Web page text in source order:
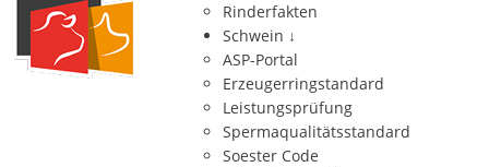
Rinderfakten
Schwein ↓
ASP-Portal
Erzeugerringstandard
Leistungsprüfung
Spermaqualitätsstandard
Soester Code